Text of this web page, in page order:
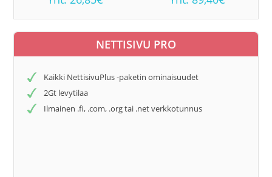
NETTISIVU PRO
Kaikki NettisivuPlus -paketin ominaisuudet
2Gt levytilaa
Ilmainen .fi, .com, .org tai .net verkkotunnus